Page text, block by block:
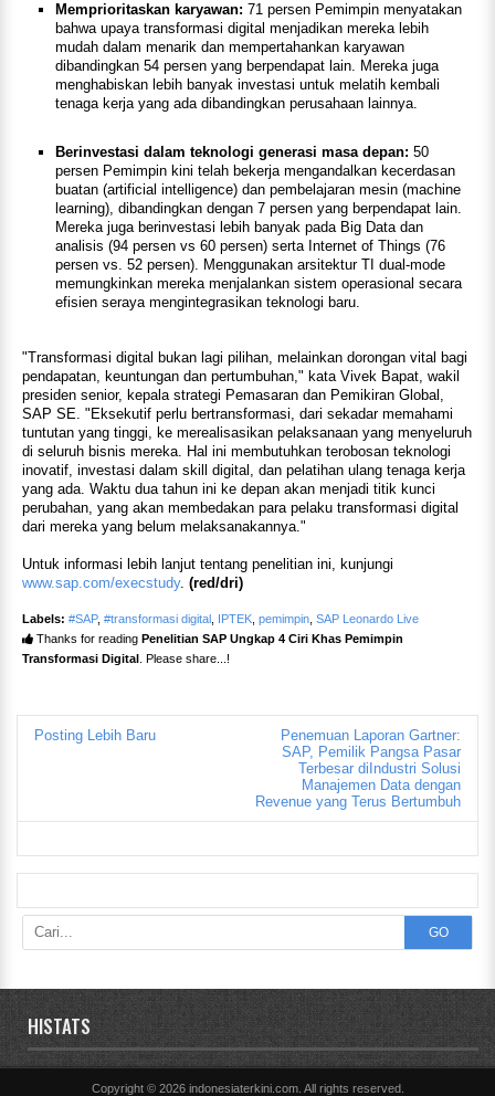
Memprioritaskan karyawan: 71 persen Pemimpin menyatakan
bahwa upaya transformasi digital menjadikan mereka lebih
mudah dalam menarik dan mempertahankan karyawan
dibandingkan 54 persen yang berpendapat lain. Mereka juga
menghabiskan lebih banyak investasi untuk melatih kembali
tenaga kerja yang ada dibandingkan perusahaan lainnya.
Berinvestasi dalam teknologi generasi masa depan: 50
persen Pemimpin kini telah bekerja mengandalkan kecerdasan
buatan (artificial intelligence) dan pembelajaran mesin (machine
learning), dibandingkan dengan 7 persen yang berpendapat lain.
Mereka juga berinvestasi lebih banyak pada Big Data dan
analisis (94 persen vs 60 persen) serta Internet of Things (76
persen vs. 52 persen). Menggunakan arsitektur TI dual-mode
memungkinkan mereka menjalankan sistem operasional secara
efisien seraya mengintegrasikan teknologi baru.
"Transformasi digital bukan lagi pilihan, melainkan dorongan vital bagi
pendapatan, keuntungan dan pertumbuhan," kata Vivek Bapat, wakil
presiden senior, kepala strategi Pemasaran dan Pemikiran Global,
SAP SE. "Eksekutif perlu bertransformasi, dari sekadar memahami
tuntutan yang tinggi, ke merealisasikan pelaksanaan yang menyeluruh
di seluruh bisnis mereka. Hal ini membutuhkan terobosan teknologi
inovatif, investasi dalam skill digital, dan pelatihan ulang tenaga kerja
yang ada. Waktu dua tahun ini ke depan akan menjadi titik kunci
perubahan, yang akan membedakan para pelaku transformasi digital
dari mereka yang belum melaksanakannya."
Untuk informasi lebih lanjut tentang penelitian ini, kunjungi
www.sap.com/execstudy. (red/dri)
Labels: #SAP, #transformasi digital IPTEK pemimpin SAP Leonardo Live
Thanks for reading Penelitian SAP Ungkap 4 Ciri Khas Pemimpin
Transformasi Digital . Please share...!
Posting Lebih Baru
Penemuan Laporan Gartner:
SAP, Pemilik Pangsa Pasar
Terbesar diIndustri Solusi
Manajemen Data dengan
Revenue yang Terus Bertumbuh
GO
HISTATS
Copyright © 2026 indonesiaterkini.com. All rights reserved.